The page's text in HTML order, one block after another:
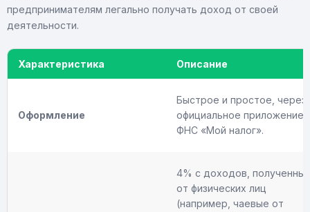
предпринимателям легально получать доход от своей
деятельности.
Характеристика Описание
Оформление
Быстрое и простое, через
официальное приложение
ФНС «Мой налог».
4% с доходов, полученных
от физических лиц
(например, чаевые от